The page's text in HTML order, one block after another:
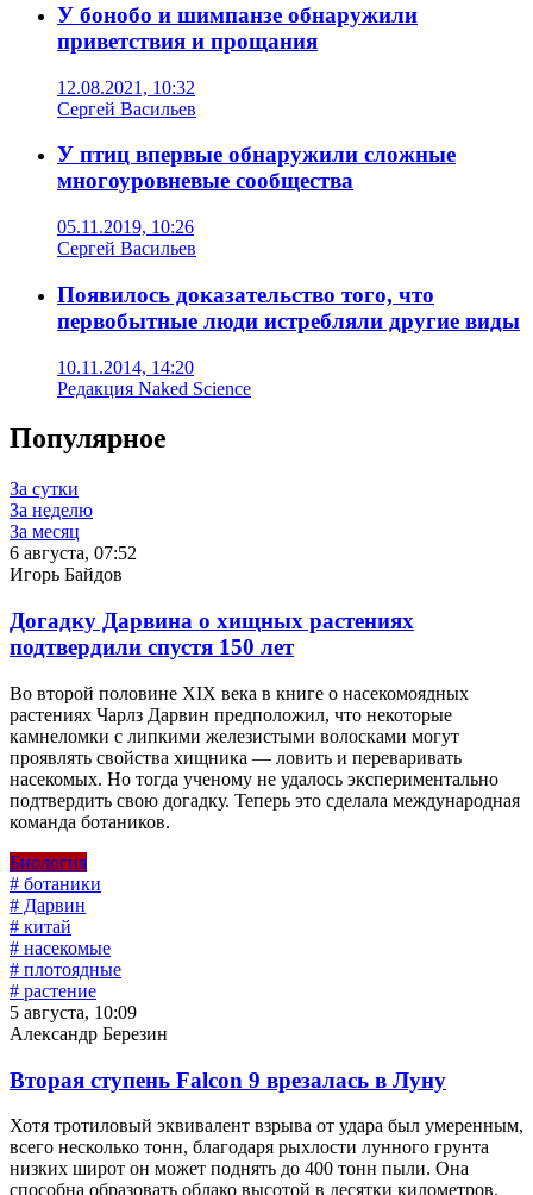
У бонобо и шимпанзе обнаружили
приветствия и прощания
12.08.2021, 10:32
Сергей Васильев
У птиц впервые обнаружили сложные
многоуровневые сообщества
05.11.2019, 10:26
Сергей Васильев
Появилось доказательство того, что
первобытные люди истребляли другие виды
10.11.2014, 14:20
Редакция Naked Science
Популярное
За сутки
За неделю
За месяц
6 августа, 07:52
Игорь Байдов
Догадку Дарвина о хищных растениях
подтвердили спустя 150 лет
Во второй половине XIX века в книге о насекомоядных
растениях Чарлз Дарвин предположил, что некоторые
камнеломки с липкими железистыми волосками могут
проявлять свойства хищника — ловить и переваривать
насекомых. Но тогда ученому не удалось экспериментально
подтвердить свою догадку. Теперь это сделала международная
команда ботаников.
Биология
# ботаники
# Дарвин
# китай
# насекомые
# плотоядные
# растение
5 августа, 10:09
Александр Березин
Вторая ступень Falcon 9 врезалась в Луну
Хотя тротиловый эквивалент взрыва от удара был умеренным,
всего несколько тонн, благодаря рыхлости лунного грунта
низких широт он может поднять до 400 тонн пыли. Она
способна образовать облако высотой в десятки километров.